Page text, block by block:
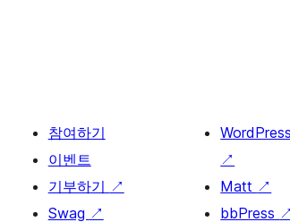
참여하기
이벤트
기부하기 ↗
Swag ↗
↗
Matt ↗
bbPress ↗